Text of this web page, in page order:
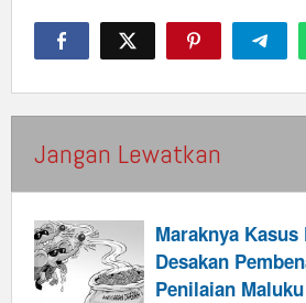
Jangan Lewatkan
Maraknya
Desakan
Penilaian